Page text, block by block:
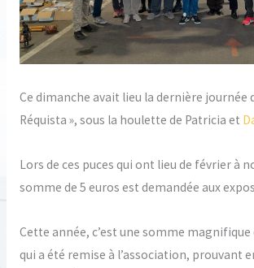
Ce dimanche avait lieu la dernière journée
Réquista », sous la houlette de Patricia et
Lors de ces puces qui ont lieu de février à
somme de 5 euros est demandée aux
Cette année, c’est une somme magnifique
qui a été remise à l’association, prouvant